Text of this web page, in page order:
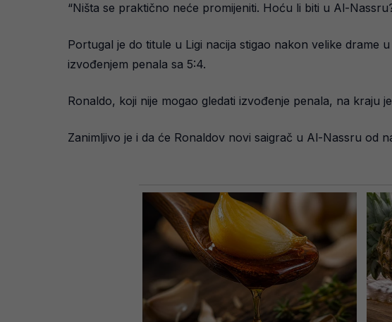
“Ništa se praktično neće promijeniti. Hoću li biti u Al-
Portugal je do titule u Ligi nacija stigao nakon velike drame
izvođenjem penala sa 5:4.
Ronaldo, koji nije mogao gledati izvođenje penala, na kraju
Zanimljivo je i da će Ronaldov novi saigrač u Al-Nassru od